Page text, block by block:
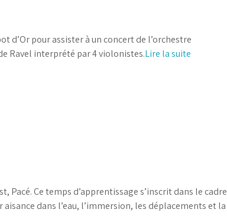
d’Or pour assister à un concert de l’orchestre
Ravel interprété par 4 violonistes.Lire la suite
Pacé. Ce temps d’apprentissage s’inscrit dans le cadre
aisance dans l’eau, l’immersion, les déplacements et la